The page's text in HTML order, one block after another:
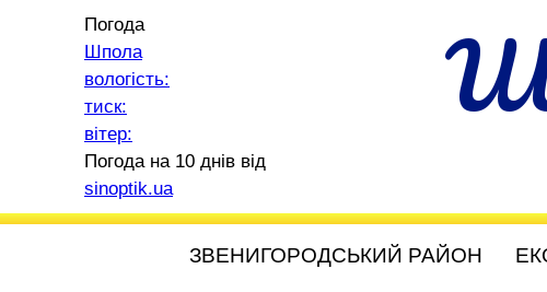
Погода
Шпола
вологість:
тиск:
вітер:
Погода на 10 днів від
sinoptik.ua
ЗВЕНИГОРОДСЬКИЙ РАЙОН